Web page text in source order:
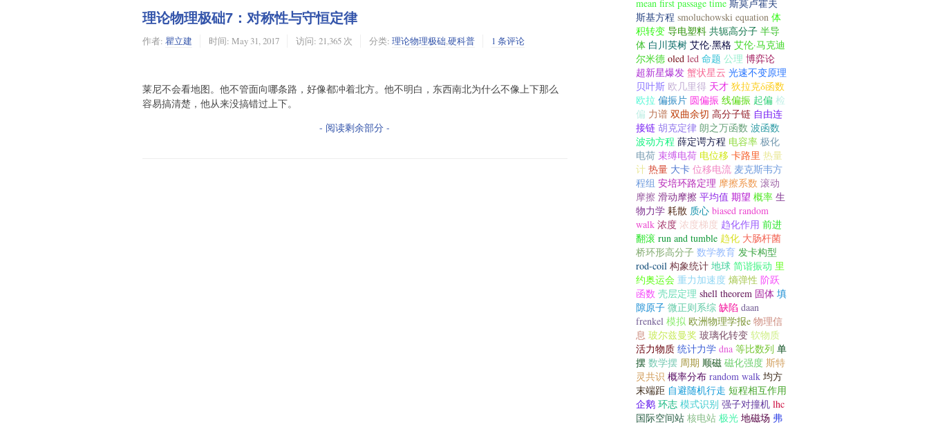
理论物理极础7：对称性与守恒定律
作者: 瞿立建 时间: May 31, 2017 访问: 21,365 次 分类: 理论物理极础,硬科普 1 条评论
莱尼不会看地图。他不管面向哪条路，好像都冲着北方。他不明白，东西南北为什么不像上下那么
容易搞清楚，他从来没搞错过上下。
- 阅读剩余部分 -
mean first passage time 斯莫卢霍夫
斯基方程 smoluchowski equation 体
积转变 导电塑料 共轭高分子 半导
体 白川英树 艾伦·黑格 艾伦·马克迪
尔米德 oled led 命题 公理 博弈论
超新星爆发 蟹状星云 光速不变原理
贝叶斯 欧几里得 天才 狄拉克δ函数
欧拉 偏振片 圆偏振 线偏振 起偏 检
偏 力谱 双曲余切 高分子链 自由连
接链 胡克定律 朗之万函数 波函数
波动方程 薛定谔方程 电容率 极化
电荷 束缚电荷 电位移 卡路里 热量
计 热量 大卡 位移电流 麦克斯韦方
程组 安培环路定理 摩擦系数 滚动
摩擦 滑动摩擦 平均值 期望 概率 生
物力学 耗散 质心 biased random
walk 浓度 浓度梯度 趋化作用 前进
翻滚 run and tumble 趋化 大肠杆菌
桥环形高分子 数学教育 发卡构型
rod-coil 构象统计 地球 简谐振动 里
约奥运会 重力加速度 熵弹性 阶跃
函数 壳层定理 shell theorem 固体 填
隙原子 微正则系综 缺陷 daan
frenkel 模拟 欧洲物理学报e 物理信
息 玻尔兹曼奖 玻璃化转变 软物质
活力物质 统计力学 dna 等比数列 单
摆 数学摆 周期 顺磁 磁化强度 斯特
灵共识 概率分布 random walk 均方
末端距 自避随机行走 短程相互作用
企鹅 环志 模式识别 强子对撞机 lhc
国际空间站 核电站 极光 地磁场 弗